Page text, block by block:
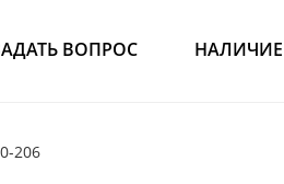
ВОПРОС НАЛИЧИЕ
206